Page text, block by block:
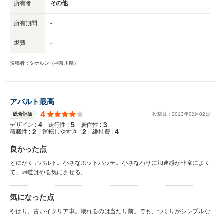
所有者 その他
所有期間 -
燃費 -
投稿者：タケルン（神奈川県）
アバルト最高
総合評価 4 投稿日： 2013年02 月02日
デザイン : 4 走行性 : 5 居住性 : 3
積載性 : 2 運転しやすさ : 2 維持費 : 4
良かった点
とにかくアバルト。小さなホットハッチ。小さなわりに加速感が非常によく
て、峠道はやる気にさせる。
気になった点
やはり、古いイタリア車。壊れるのは当たり前。でも、つくりがシンプルな